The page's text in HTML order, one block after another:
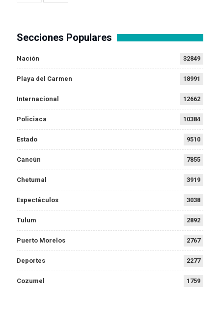
Secciones Populares
Nación 32849
Playa del Carmen 18991
Internacional 12662
Policiaca 10384
Estado 9510
Cancún 7855
Chetumal 3919
Espectáculos 3038
Tulum 2892
Puerto Morelos 2767
Deportes 2277
Cozumel 1759